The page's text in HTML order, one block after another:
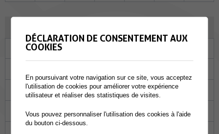
Ma
05 06 07 08 09
14 15 16
DÉCLARATION DE CONSENTEMENT AUX
COOKIES
En poursuivant votre navigation sur ce site, vous acceptez
l'utilisation de cookies pour améliorer votre expérience
utilisateur et réaliser des statistiques de visites.
Vous pouvez personnaliser l'utilisation des cookies à l'aide
du bouton ci-dessous.